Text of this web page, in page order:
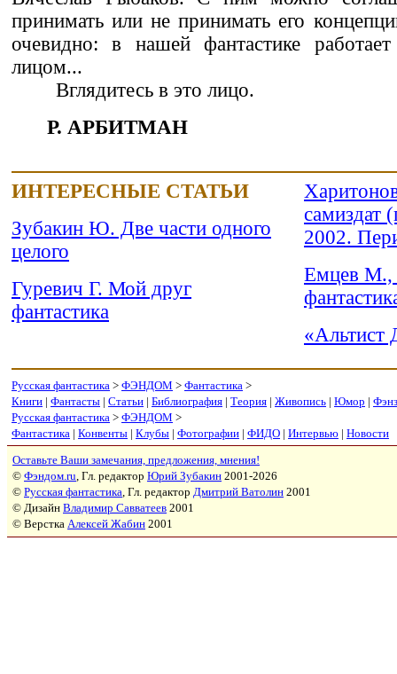
принимать или не принимать его
очевидно: в нашей фантастике
лицом...
Вглядитесь в это лицо.
Р. АРБИТМАН
ИНТЕРЕСНЫЕ СТАТЬИ
Зубакин Ю. Две части одного
целого
Гуревич Г. Мой друг
фантастика
самиздат
2002.
Емцев М.,
«Альтист
Русская фантастика > ФЭНДОМ > Фантастика >
Книги | Фантасты | Статьи | Библиография | Теория | Живопись | Юмор |
Русская фантастика > ФЭНДОМ >
Фантастика | Конвенты | Клубы | Фотографии | ФИДО | Интервью | Новости
Оставьте Ваши замечания, предложения, мнения!
© Фэндом.ru, Гл. редактор Юрий Зубакин 2001-2026
© Русская фантастика, Гл. редактор Дмитрий Ватолин 2001
© Дизайн Владимир Савватеев 2001
© Верстка Алексей Жабин 2001